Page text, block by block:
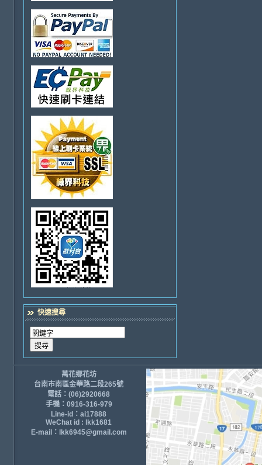
快速搜尋
萬花鄉花坊
台南市南區金華路二段265號
電話：(06)2920668
手機：0916-316-979
Line-id：ai17888
WeChat id : lkk1681
E-mail：lkk6945@gmail.com